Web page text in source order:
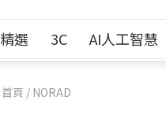
精選 3C AI人工智慧
首頁 / NORAD